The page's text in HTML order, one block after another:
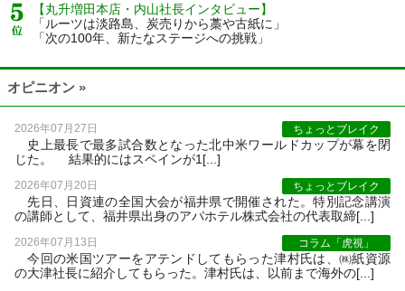
【丸升増田本店・内山社長インタビュー】
「ルーツは淡路島、炭売りから藁や古紙に」
「次の100年、新たなステージへの挑戦」
オピニオン »
2026年07月27日 ちょっとブレイク
史上最長で最多試合数となった北中米ワールドカップが幕を閉
じた。 結果的にはスペインが1[...]
2026年07月20日 ちょっとブレイク
先日、日資連の全国大会が福井県で開催された。特別記念講演
の講師として、福井県出身のアパホテル株式会社の代表取締[...]
2026年07月13日 コラム「虎視」
今回の米国ツアーをアテンドしてもらった津村氏は、㈱紙資源
の大津社長に紹介してもらった。津村氏は、以前まで海外の[...]